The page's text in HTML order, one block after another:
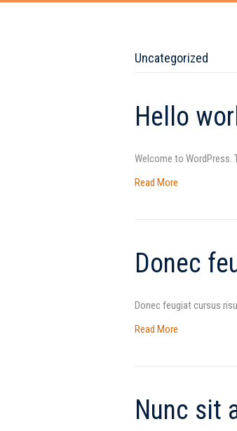
Uncategorized
Hello
Welcome to
Read More
Donec
Donec feugiat cursus
Read More
Nunc sit